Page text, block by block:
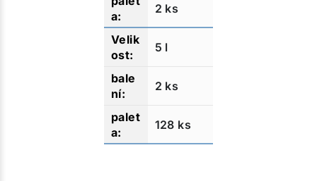
2 ks
5 l
2 ks
128 ks